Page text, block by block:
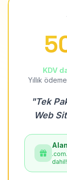
KDV
Yıllık
"Tek
Web
dahil!